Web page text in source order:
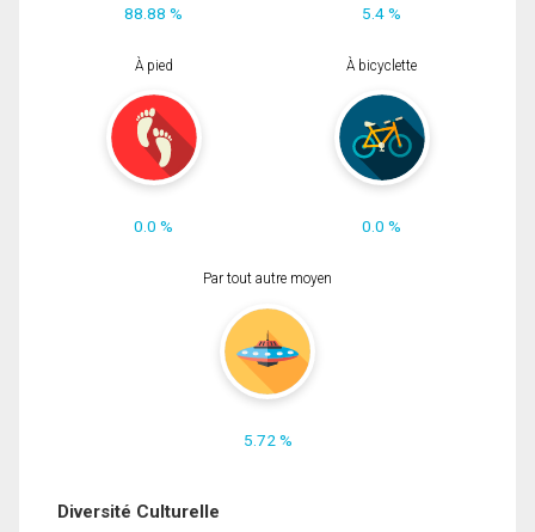
88.88 % 5.4 %
À pied
0.0 %
À bicyclette
0.0 %
Par tout autre moyen
5.72 %
Diversité Culturelle